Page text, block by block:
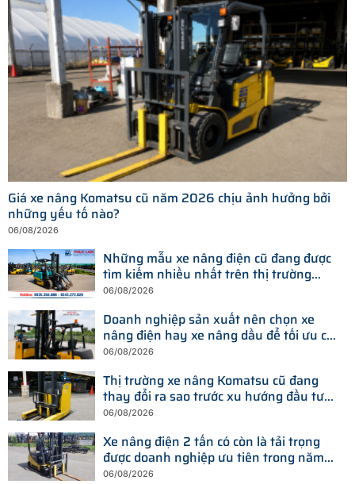
Giá xe nâng Komatsu cũ năm 2026 chịu ảnh hưởng bởi
những yếu tố nào?
06/08/2026
Những mẫu xe nâng điện cũ đang được
tìm kiếm nhiều nhất trên thị trường
hiện nay
06/08/2026
Doanh nghiệp sản xuất nên chọn xe
nâng điện hay xe nâng dầu để tối ưu chi
phí?
06/08/2026
Thị trường xe nâng Komatsu cũ đang
thay đổi ra sao trước xu hướng đầu tư
thiết bị mới?
06/08/2026
Xe nâng điện 2 tấn có còn là tải trọng
được doanh nghiệp ưu tiên trong năm
2026?
06/08/2026